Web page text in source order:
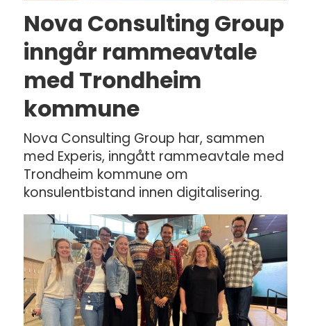
Nova Consulting Group
inngår rammeavtale
med Trondheim
kommune
Nova Consulting Group har, sammen
med Experis, inngått rammeavtale med
Trondheim kommune om
konsulentbistand innen digitalisering.